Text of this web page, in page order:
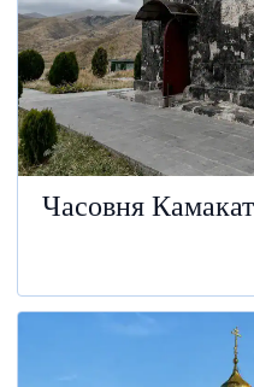
Часовня